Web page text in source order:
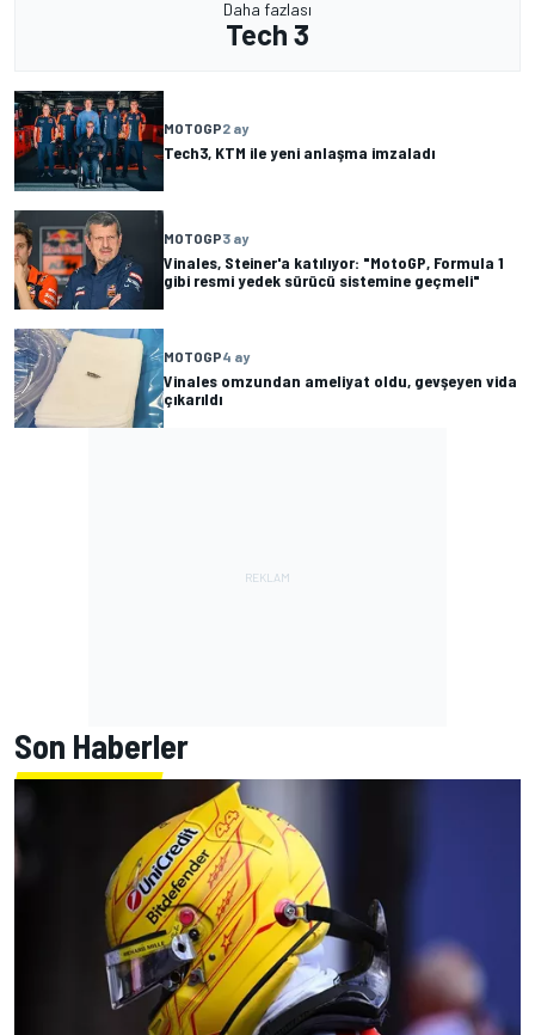
Daha fazlası
Tech 3
MOTOGP2 ay
Tech3, KTM ile yeni anlaşma imzaladı
MOTOGP3 ay
Vinales, Steiner'a katılıyor: "MotoGP, Formula 1
gibi resmi yedek sürücü sistemine geçmeli"
MOTOGP4 ay
Vinales omzundan ameliyat oldu, gevşeyen vida
çıkarıldı
Son Haberler